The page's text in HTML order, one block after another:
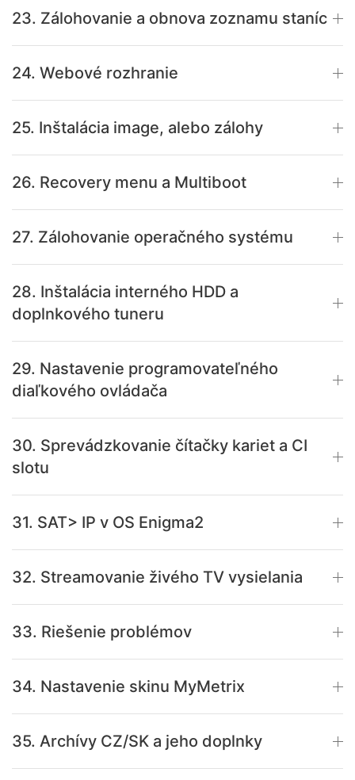
23. Zálohovanie a obnova zoznamu staníc
24. Webové rozhranie
25. Inštalácia image, alebo zálohy
26. Recovery menu a Multiboot
27. Zálohovanie operačného systému
28. Inštalácia interného HDD a
doplnkového tuneru
29. Nastavenie programovateľného
diaľkového ovládača
30. Sprevádzkovanie čítačky kariet a CI
slotu
31. SAT> IP v OS Enigma2
32. Streamovanie živého TV vysielania
33. Riešenie problémov
34. Nastavenie skinu MyMetrix
35. Archívy CZ/SK a jeho doplnky